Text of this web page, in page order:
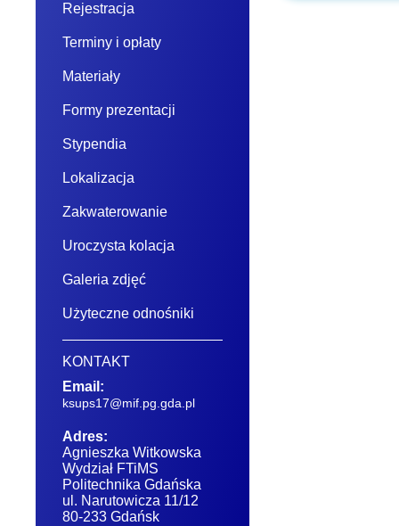
Rejestracja
Terminy i opłaty
Materiały
Formy prezentacji
Stypendia
Lokalizacja
Zakwaterowanie
Uroczysta kolacja
Galeria zdjęć
Użyteczne odnośniki
KONTAKT
Email:
ksups17@mif.pg.gda.pl
Adres:
Agnieszka Witkowska
Wydział FTiMS
Politechnika Gdańska
ul. Narutowicza 11/12
80-233 Gdańsk